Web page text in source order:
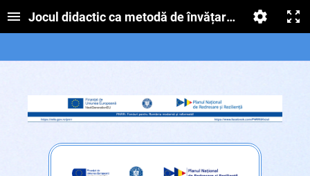
Jocul didactic ca metodă de învățare în educația